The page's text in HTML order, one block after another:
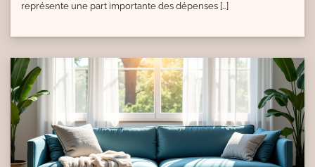
représente une part importante des dépenses […]